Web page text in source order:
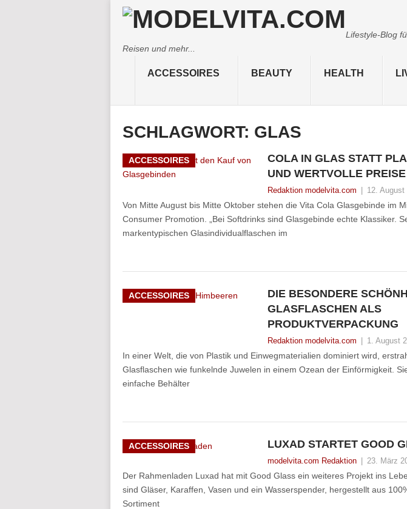
Lifestyle-Blog
Reisen und mehr...
ACCESSOIRES BEAUTY HEALTH
SCHLAGWORT: GLAS
ACCESSOIRES
COLA IN GLAS STATT
UND WERTVOLLE
Redaktion modelvita.com 12. August
Von Mitte August bis Mitte Oktober stehen die Vita Cola Glasgebinde im
Consumer Promotion. „Bei Softdrinks sind Glasgebinde echte Klassiker.
markentypischen Glasindividualflaschen im
ACCESSOIRES
DIE BESONDERE
GLASFLASCHEN ALS
PRODUKTVERPACKUNG
Redaktion modelvita.com 1. August
In einer Welt, die von Plastik und Einwegmaterialien dominiert wird,
Glasflaschen wie funkelnde Juwelen in einem Ozean der Einförmigkeit.
einfache Behälter
ACCESSOIRES LUXAD STARTET GOOD
modelvita.com Redaktion 23. März
Der Rahmenladen Luxad hat mit Good Glass ein weiteres Projekt ins
sind Gläser, Karaffen, Vasen und ein Wasserspender, hergestellt aus
Sortiment